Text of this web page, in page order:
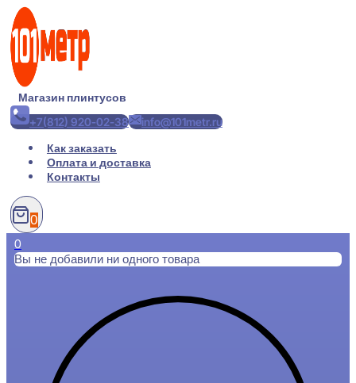
Перейти
содержимому
Магазин плинтусов
+7(812) 920-02-38
info@101metr.ru
Как заказать
Оплата и доставка
Контакты
0
0
Вы не добавили ни одного товара